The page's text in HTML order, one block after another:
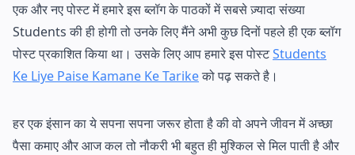
एक और नए पोस्ट में हमारे इस ब्लॉग के पाठकों में सबसे ज़्यादा संख्या
Students की ही होगी तो उनके लिए मैंने अभी कुछ दिनों पहले ही एक ब्लॉग
पोस्ट प्रकाशित किया था। उसके लिए आप हमारे इस पोस्टStudents
Ke Liye Paise Kamane Ke Tarikeको पढ़ सकते है।
हर एक इंसान का ये सपना सपना जरूर होता है की वो अपने जीवन में अच्छा
पैसा कमाए और आज कल तो नौकरी भी बहुत ही मुश्किल से मिल पाती है और